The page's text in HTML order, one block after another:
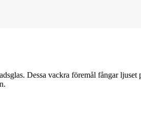
Dessa vackra föremål fångar